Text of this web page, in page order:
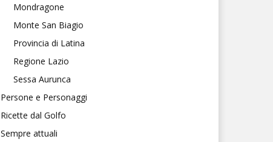
Mondragone
Monte San Biagio
Provincia di Latina
Regione Lazio
Sessa Aurunca
Persone e Personaggi
Ricette dal Golfo
Sempre attuali